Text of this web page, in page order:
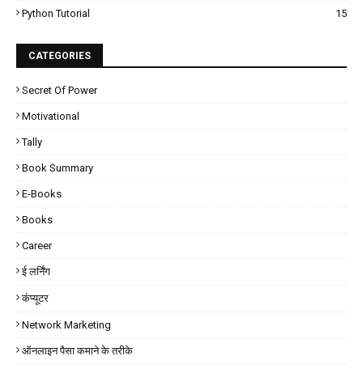
Python Tutorial 15
CATEGORIES
Secret Of Power
Motivational
Tally
Book Summary
E-Books
Books
Career
ई लर्निंग
कंप्यूटर
Network Marketing
ऑनलाइन पैसा कमाने के तरीके